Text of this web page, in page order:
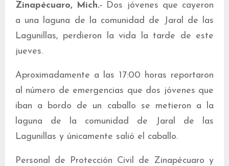
Zinapécuaro, Mich.- Dos jóvenes que cayeron
a una laguna de la comunidad de Jaral de las
Lagunillas, perdieron la vida la tarde de este
jueves.
Aproximadamente a las 17:00 horas reportaron
al número de emergencias que dos jóvenes que
iban a bordo de un caballo se metieron a la
laguna de la comunidad de Jaral de las
Lagunillas y únicamente salió el caballo.
Personal de Protección Civil de Zinapécuaro y